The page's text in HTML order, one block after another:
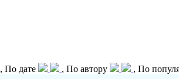
, По дате , По автору , По